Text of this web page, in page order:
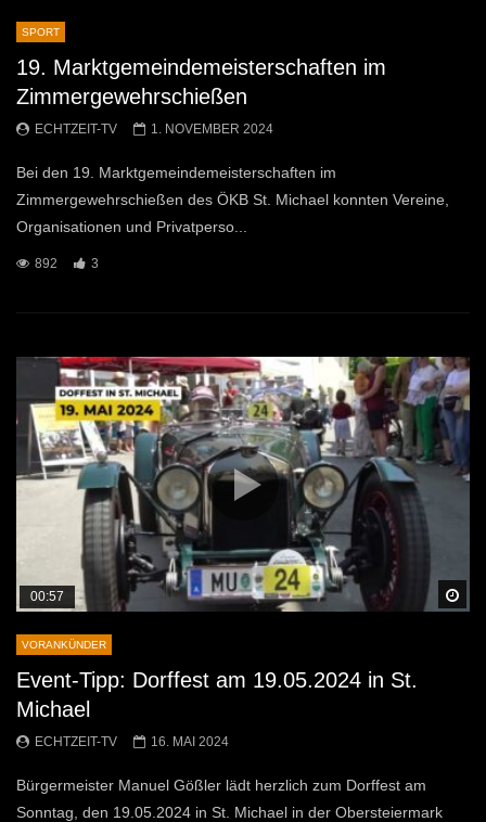
SPORT
19. Marktgemeindemeisterschaften im
Zimmergewehrschießen
ECHTZEIT-TV 1. NOVEMBER 2024
Bei den 19. Marktgemeindemeisterschaften im
Zimmergewehrschießen des ÖKB St. Michael konnten Vereine,
Organisationen und Privatperso...
892 3
00:57
VORANKÜNDER
Event-Tipp: Dorffest am 19.05.2024 in St.
Michael
ECHTZEIT-TV 16. MAI 2024
Bürgermeister Manuel Gößler lädt herzlich zum Dorffest am
Sonntag, den 19.05.2024 in St. Michael in der Obersteiermark